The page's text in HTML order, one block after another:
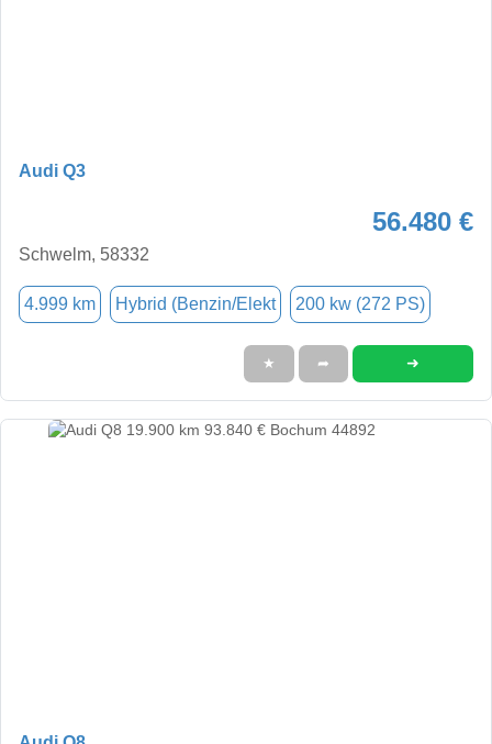
Audi Q3
56.480 €
Schwelm, 58332
4.999 km Hybrid (Benzin/Elekt 200 kw (272 PS)
★ ➦ ➜